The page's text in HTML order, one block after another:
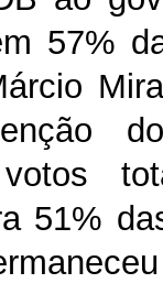
57%
51%